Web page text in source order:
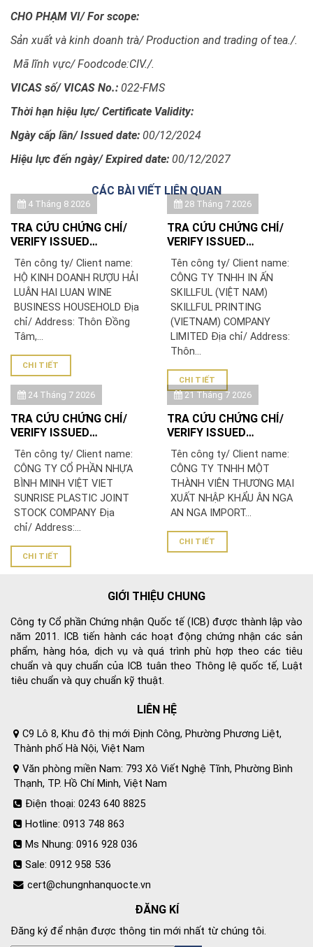
CHO PHẠM VI/For scope:
Sản xuất và kinh doanh trà/ Production and trading of tea./.
Mã lĩnh vực/ Foodcode:CIV./.
VICAS số/ VICAS No.: 022-FMS
Thời hạn hiệu lực/ Certificate Validity:
Ngày cấp lần/ Issued date: 00/12/2024
Hiệu lực đến ngày/ Expired date: 00/12/2027
CÁC BÀI VIẾT LIÊN QUAN
4 Tháng 8 2026
TRA CỨU CHỨNG CHỈ/
VERIFY ISSUED
DOANH RƯỢU HẢI LUÂN
Tên công ty/ Client name:
HỘ KINH DOANH RƯỢU HẢI
LUÂN HAI LUAN WINE
BUSINESS HOUSEHOLD Địa
chỉ/ Address: Thôn Đồng
Tâm,...
CHI TIẾT
28 Tháng 7 2026
TRA CỨU CHỨNG CHỈ/
VERIFY ISSUED
TNHH IN ẤN SKILLFUL
(VIỆT NAM)/ SKILLFUL
PRINTING (VIETNAM)
COMPANY LIMITED
Tên công ty/ Client name:
CÔNG TY TNHH IN ẤN
SKILLFUL (VIỆT NAM)
SKILLFUL PRINTING
(VIETNAM) COMPANY
LIMITED Địa chỉ/ Address:
Thôn...
CHI TIẾT
24 Tháng 7 2026
TRA CỨU CHỨNG CHỈ/
VERIFY ISSUED
CỔ PHẦN NHỰA BÌNH
MINH VIỆT
Tên công ty/ Client name:
CÔNG TY CỔ PHẦN NHỰA
BÌNH MINH VIỆT VIET
SUNRISE PLASTIC JOINT
STOCK COMPANY Địa
chỉ/ Address:...
CHI TIẾT
21 Tháng 7 2026
TRA CỨU CHỨNG CHỈ/
VERIFY ISSUED
TNHH MỘT THÀNH VIÊN
THƯƠNG MẠI XUẤT NHẬP
KHẨU ÂN NGA
Tên công ty/ Client name:
CÔNG TY TNHH MỘT
THÀNH VIÊN THƯƠNG MẠI
XUẤT NHẬP KHẨU ÂN NGA
AN NGA IMPORT...
CHI TIẾT
GIỚI THIỆU CHUNG
Công ty Cổ phần Chứng nhận Quốc tế (ICB) được thành lập vào
năm 2011. ICB tiến hành các hoạt động chứng nhận các sản
phẩm, hàng hóa, dịch vụ và quá trình phù hợp theo các tiêu
chuẩn và quy chuẩn của ICB tuân theo Thông lệ quốc tế, Luật
tiêu chuẩn và quy chuẩn kỹ thuật.
LIÊN HỆ
C9 Lô 8, Khu đô thị mới Định Công, Phường Phương Liệt,
Thành phố Hà Nội, Việt Nam
Văn phòng miền Nam: 793 Xô Viết Nghệ Tĩnh, Phường Bình
Thạnh, TP. Hồ Chí Minh, Việt Nam
Điện thoại: 0243 640 8825
Hotline: 0913 748 863
Ms Nhung: 0916 928 036
Sale: 0912 958 536
cert@chungnhanquocte.vn
ĐĂNG KÍ
Đăng ký để nhận được thông tin mới nhất từ chúng tôi.